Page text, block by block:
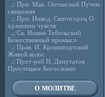
.: Прп. Мак. Оптинский Путем
смирения
.: Прп. Никод. Святогорец О
хранении чувств
.: Св. Иоанн Тобольский
Божественный промысл
.: Прав. И. Кронштадтский
Живой колос
.: Прот-рей Н. Депутатов
Простецкое Богословие
О МОЛИТВЕ